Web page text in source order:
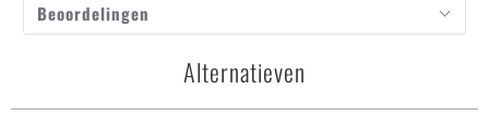
Beoordelingen
Alternatieven